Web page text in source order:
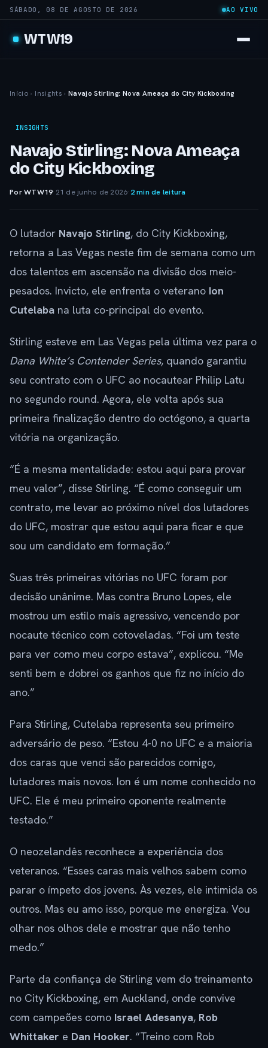
SÁBADO, 08 DE AGOSTO DE 2026 AO VIVO
WTW19
Início › Insights › Navajo Stirling: Nova Ameaça do City Kickboxing
INSIGHTS
Navajo Stirling: Nova Ameaça
do City Kickboxing
Por WTW19· 21 de junho de 2026· 2 min de leitura
O lutador Navajo Stirling, do City Kickboxing,
retorna a Las Vegas neste fim de semana como um
dos talentos em ascensão na divisão dos meio-
pesados. Invicto, ele enfrenta o veterano Ion
Cutelaba na luta co-principal do evento.
Stirling esteve em Las Vegas pela última vez para o
Dana White’s Contender Series, quando garantiu
seu contrato com o UFC ao nocautear Philip Latu
no segundo round. Agora, ele volta após sua
primeira finalização dentro do octógono, a quarta
vitória na organização.
“É a mesma mentalidade: estou aqui para provar
meu valor”, disse Stirling. “É como conseguir um
contrato, me levar ao próximo nível dos lutadores
do UFC, mostrar que estou aqui para ficar e que
sou um candidato em formação.”
Suas três primeiras vitórias no UFC foram por
decisão unânime. Mas contra Bruno Lopes, ele
mostrou um estilo mais agressivo, vencendo por
nocaute técnico com cotoveladas. “Foi um teste
para ver como meu corpo estava”, explicou. “Me
senti bem e dobrei os ganhos que fiz no início do
ano.”
Para Stirling, Cutelaba representa seu primeiro
adversário de peso. “Estou 4-0 no UFC e a maioria
dos caras que venci são parecidos comigo,
lutadores mais novos. Ion é um nome conhecido no
UFC. Ele é meu primeiro oponente realmente
testado.”
O neozelandês reconhece a experiência dos
veteranos. “Esses caras mais velhos sabem como
parar o ímpeto dos jovens. Às vezes, ele intimida os
outros. Mas eu amo isso, porque me energiza. Vou
olhar nos olhos dele e mostrar que não tenho
medo.”
Parte da confiança de Stirling vem do treinamento
no City Kickboxing, em Auckland, onde convive
com campeões como Israel Adesanya, Rob
Whittaker e Dan Hooker. “Treino com Rob